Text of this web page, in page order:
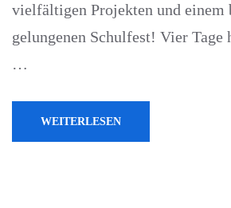
vielfältigen Projekten und einem
gelungenen Schulfest! Vier Tage
…
WEITERLESEN